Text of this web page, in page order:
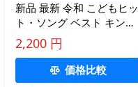
新品 最新 令和 こどもヒッ
ト・ソング ベスト キン
グ・ベスト・セレクト・ラ
イブラリー2025 / オムニバ
ス(CD) KICW7213
2,200 円
価格比較